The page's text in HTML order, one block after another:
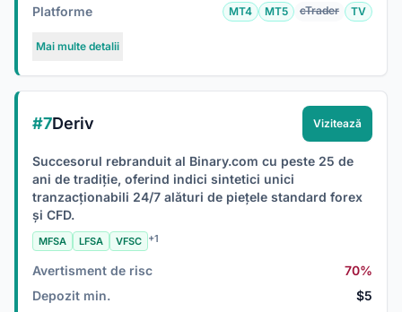
Platforme MT4 MT5 cTrader TV
Mai multe detalii
#7Deriv Vizitează
Succesorul rebranduit al Binary.com cu peste 25 de
ani de tradiție, oferind indici sintetici unici
tranzacționabili 24/7 alături de piețele standard forex
și CFD.
MFSA LFSA VFSC +1
Avertisment de risc
70%
Depozit min.
$5